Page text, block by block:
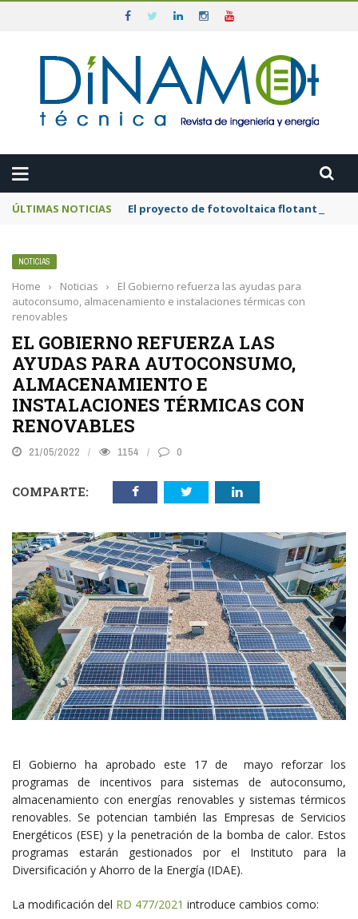
ÚLTIMAS NOTICIAS El proyecto de fotovoltaica flotante
NOTICIAS
Home › Noticias ›
El Gobierno refuerza las ayudas para
autoconsumo, almacenamiento e instalaciones térmicas con
renovables
EL GOBIERNO REFUERZA LAS
AYUDAS PARA AUTOCONSUMO,
ALMACENAMIENTO E
INSTALACIONES TÉRMICAS CON
RENOVABLES
21/05/2022 1154 0
COMPARTE:
El Gobierno ha aprobado este 17 de mayo reforzar los
programas de incentivos para sistemas de autoconsumo,
almacenamiento con energías renovables y sistemas térmicos
renovables. Se potencian también las Empresas de Servicios
Energéticos (ESE) y la penetración de la bomba de calor. Estos
programas estarán gestionados por el Instituto para la
Diversificación y Ahorro de la Energía (IDAE).
La modificación del RD 477/2021 introduce cambios como: